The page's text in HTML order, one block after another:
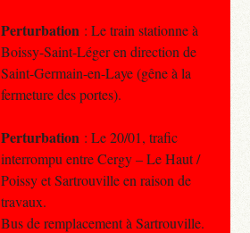
Perturbation : Le train stationne à
Boissy-Saint-Léger en direction de
Saint-Germain-en-Laye (gêne à la
fermeture des portes).
Perturbation : Le 20/01, trafic
interrompu entre Cergy – Le Haut /
Poissy et Sartrouville en raison de
travaux.
Bus de remplacement à Sartrouville.